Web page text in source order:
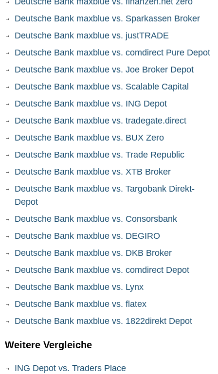
Deutsche Bank maxblue vs. Sparkassen Broker
Deutsche Bank maxblue vs. justTRADE
Deutsche Bank maxblue vs. comdirect Pure Depot
Deutsche Bank maxblue vs. Joe Broker Depot
Deutsche Bank maxblue vs. Scalable Capital
Deutsche Bank maxblue vs. ING Depot
Deutsche Bank maxblue vs. tradegate.direct
Deutsche Bank maxblue vs. BUX Zero
Deutsche Bank maxblue vs. Trade Republic
Deutsche Bank maxblue vs. XTB Broker
Deutsche Bank maxblue vs. Targobank Direkt-
Depot
Deutsche Bank maxblue vs. Consorsbank
Deutsche Bank maxblue vs. DEGIRO
Deutsche Bank maxblue vs. DKB Broker
Deutsche Bank maxblue vs. comdirect Depot
Deutsche Bank maxblue vs. Lynx
Deutsche Bank maxblue vs. flatex
Deutsche Bank maxblue vs. 1822direkt Depot
Weitere Vergleiche
ING Depot vs. Traders Place